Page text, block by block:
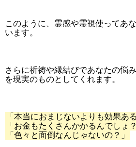
このように、霊感や霊視使ってあ
います。
さらに祈祷や縁結びであなたの悩
を現実のものとしてくれます。
「本当におまじないよりも効果あ
「お金もたくさんかかるんでしょ？
「色々と面倒なんじゃないの？」